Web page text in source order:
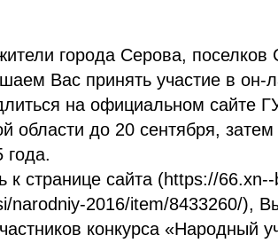
города Серова, поселков
Вас принять участие в он-
на официальном сайте
области до 20 сентября,
года.
к странице сайта (https://
narodniy-2016/item/8433260/),
конкурса «Народный